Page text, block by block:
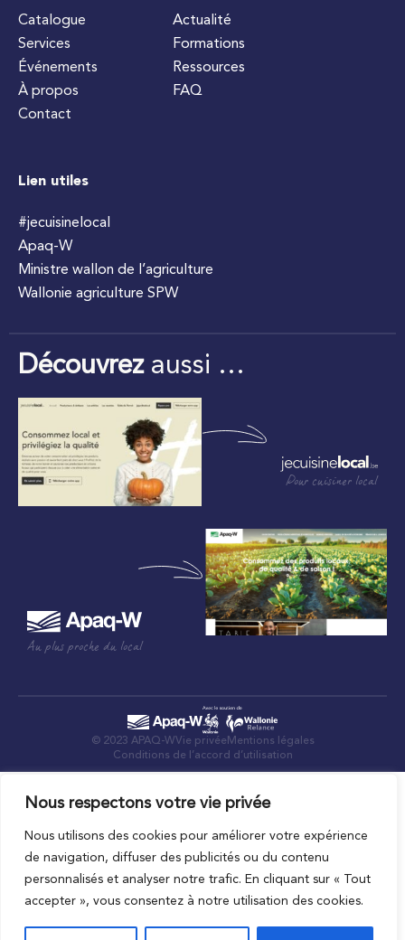
Nous respectons votre vie privée
Nous utilisons des cookies pour améliorer votre expérience
de navigation, diffuser des publicités ou du contenu
personnalisés et analyser notre trafic. En cliquant sur « Tout
accepter », vous consentez à notre utilisation des cookies.
Catalogue
Services
Événements
À propos
Contact
Actualité
Formations
Ressources
FAQ
Lien utiles
#jecuisinelocal
Apaq-W
Ministre wallon de l’agriculture
Wallonie agriculture SPW
Découvrezaussi …
Pour cuisiner local
Au plus proche du local
© 2023 APAQ-WVie privée Mentions légales
Conditions de l’accord d’utilisation